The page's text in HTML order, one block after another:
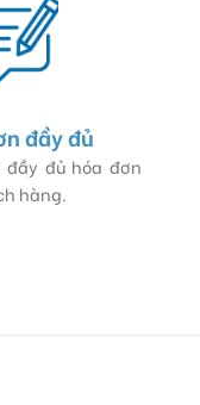
đầy đủ
đủ hóa đơn
hàng.